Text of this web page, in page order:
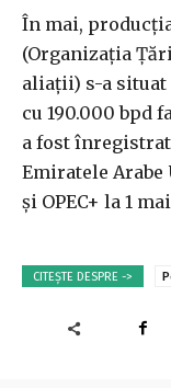
În mai,
(Organizaţia
aliaţii) s-a situat
cu 190.000 bpd
a fost
Emiratele Arabe
şi OPEC+ la 1
CITEȘTE DESPRE ->